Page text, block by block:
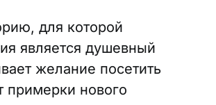
для которой
является душевный
желание посетить
примерки нового